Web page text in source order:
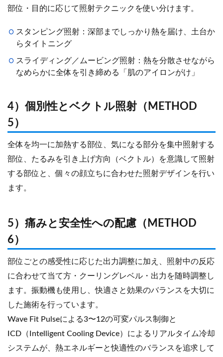
部位・目的に応じて照射テクニックを使い分けます。
スタンピング照射：深部までしっかり熱を届け、土台か
らタイトニング
スライディング／ムービング照射：熱を分散させながら
なめらかに全体を引き締める「肌のアイロンがけ」
4）個別性とベクトル照射（METHOD
5）
全体を均一に加熱する部位、気になる部分を集中照射する
部位、たるみを引き上げ方向（ベクトル）を意識して照射
する部位と、個々の顔立ちに合わせた照射デザインを行い
ます。
5）痛みと安全性への配慮（METHOD
6）
部位ごとの感受性に応じた出力調整に加え、照射中の反応
に合わせて当て方・クーリングレベル・出力を随時調整し
ます。振動機も使用し、快適さと効果のバランスを大切に
した施術を行っています。
Wave Fit Pulseによる3〜12の可変パルス制御と
ICD（Intelligent Cooling Device）によるリアルタイム冷却
システムが、熱エネルギーと快適性のバランスを追求して